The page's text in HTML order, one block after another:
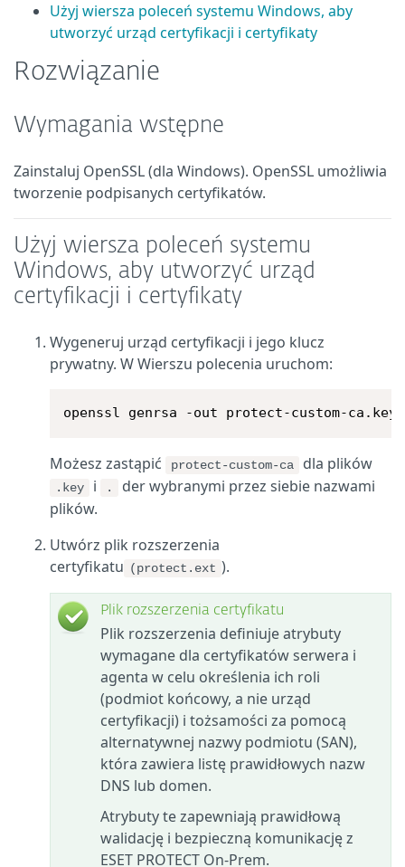
Użyj wiersza poleceń systemu Windows, aby
utworzyć urząd certyfikacji i certyfikaty
Rozwiązanie
Wymagania wstępne
Zainstaluj OpenSSL (dla Windows). OpenSSL umożliwia
tworzenie podpisanych certyfikatów.
Użyj wiersza poleceń systemu
Windows, aby utworzyć urząd
certyfikacji i certyfikaty
Wygeneruj urząd certyfikacji i jego klucz
prywatny. W Wierszu polecenia uruchom:
openssl genrsa -out protect-custom-ca.key
Możesz zastąpić protect-custom-ca dla plików
.key i .
der wybranymi przez siebie nazwami
plików.
Utwórz plik rozszerzenia
certyfikatu (protect.ext ).
Plik rozszerzenia certyfikatu
Plik rozszerzenia definiuje atrybuty
wymagane dla certyfikatów serwera i
agenta w celu określenia ich roli
(podmiot końcowy, a nie urząd
certyfikacji) i tożsamości za pomocą
alternatywnej nazwy podmiotu (SAN),
która zawiera listę prawidłowych nazw
DNS lub domen.
Atrybuty te zapewniają prawidłową
walidację i bezpieczną komunikację z
ESET PROTECT On-Prem.